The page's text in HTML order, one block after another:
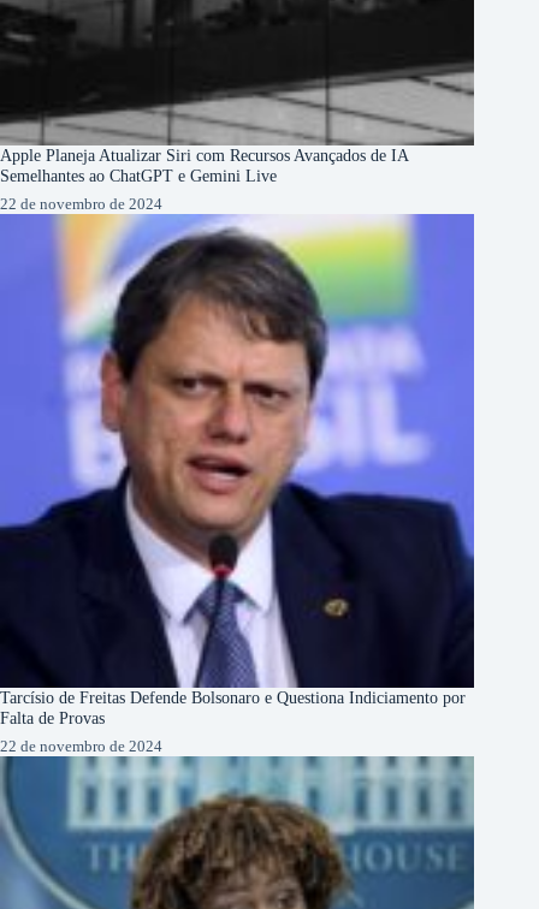
Apple Planeja Atualizar Siri com Recursos Avançados de IA
Semelhantes ao ChatGPT e Gemini Live
22 de novembro de 2024
Tarcísio de Freitas Defende Bolsonaro e Questiona Indiciamento por
Falta de Provas
22 de novembro de 2024